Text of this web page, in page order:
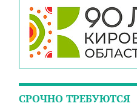
СРОЧНО ТРЕБУЮТСЯ